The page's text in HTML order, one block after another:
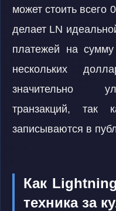
может стоить всего
делает LN
платежей на
нескольких
значительно
транзакций, так
записываются в
Как
техника за